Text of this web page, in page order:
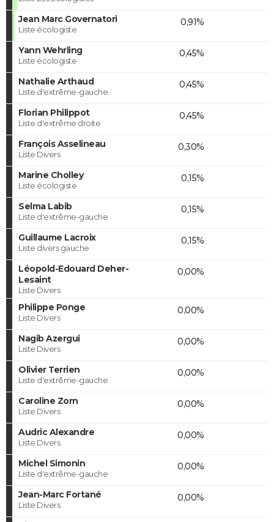
Jean Marc Governatori
Liste écologiste
0,91%
Yann Wehrling
Liste écologiste
0,45%
Nathalie Arthaud
Liste d'extrême-gauche
0,45%
Florian Philippot
Liste d'extrême droite
0,45%
François Asselineau
Liste Divers
0,30%
Marine Cholley
Liste écologiste
0,15%
Selma Labib
Liste d'extrême-gauche
0,15%
Guillaume Lacroix
Liste divers gauche
0,15%
Léopold-Edouard Deher-
Lesaint
Liste Divers
0,00%
Philippe Ponge
Liste Divers
0,00%
Nagib Azergui
Liste Divers
0,00%
Olivier Terrien
Liste d'extrême-gauche
0,00%
Caroline Zorn
Liste Divers
0,00%
Audric Alexandre
Liste Divers
0,00%
Michel Simonin
Liste d'extrême-gauche
0,00%
Jean-Marc Fortané
Liste Divers
0,00%